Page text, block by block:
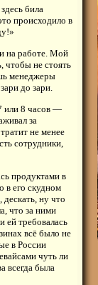
била
происходило в
на работе. Мой
чтобы не стоять
менеджеры
до зари.
или 8 часов —
за
не менее
сотрудники,
продуктами в
в его скудном
ну что
что за ними
ей требовалась
всё было не
в России
чуть ли
всегда была